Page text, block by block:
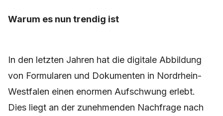
Warum es nun trendig ist
In den letzten Jahren hat die digitale Abbildung
von Formularen und Dokumenten in Nordrhein-
Westfalen einen enormen Aufschwung erlebt.
Dies liegt an der zunehmenden Nachfrage nach